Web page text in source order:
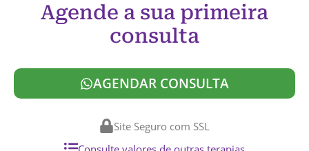
Agende a sua primeira
consulta
AGENDAR CONSULTA
Site Seguro com SSL